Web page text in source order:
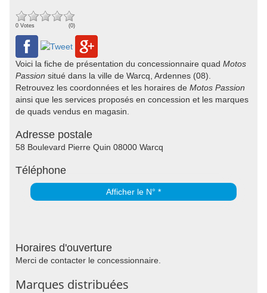
0 Votes (0)
Voici la fiche de présentation du concessionnaire quad Motos
Passion situé dans la ville de Warcq, Ardennes (08).
Retrouvez les coordonnées et les horaires de Motos Passion
ainsi que les services proposés en concession et les marques
de quads vendus en magasin.
Adresse postale
58 Boulevard Pierre Quin 08000 Warcq
Téléphone
Afficher le N° *
Horaires d'ouverture
Merci de contacter le concessionnaire.
Marques distribuées